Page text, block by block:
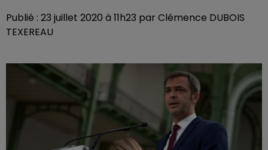
Publié : 23 juillet 2020 à 11h23 par Clémence DUBOIS
TEXEREAU